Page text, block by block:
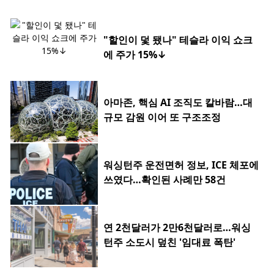
"할인이 덫 됐나" 테슬라 이익 쇼크
에 주가 15%↓
아마존, 핵심 AI 조직도 칼바람…대
규모 감원 이어 또 구조조정
워싱턴주 운전면허 정보, ICE 체포에
쓰였다…확인된 사례만 58건
연 2천달러가 2만6천달러로…워싱
턴주 소도시 덮친 '임대료 폭탄'